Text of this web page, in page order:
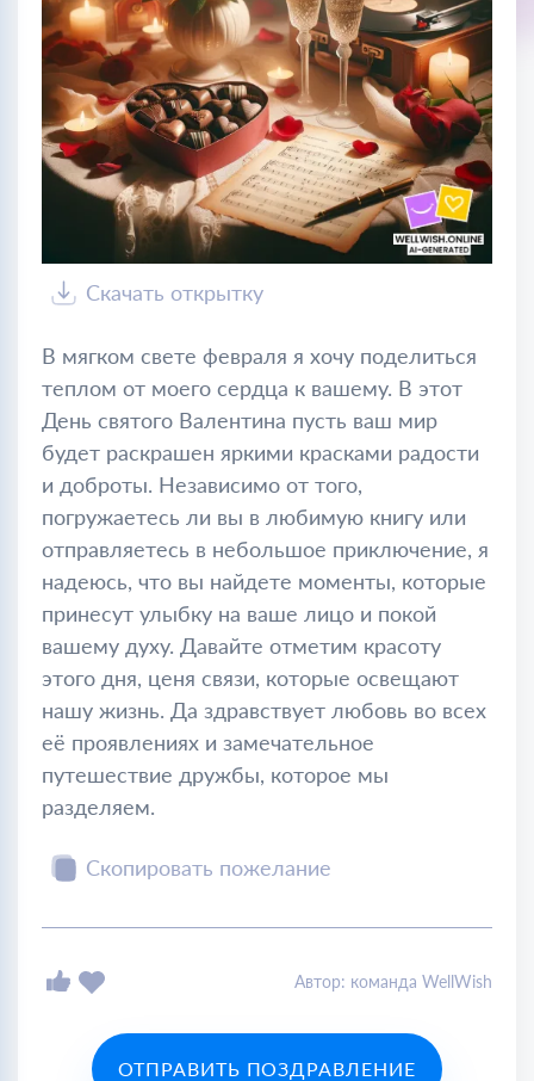
Скачать открытку
В мягком свете февраля я хочу поделиться
теплом от моего сердца к вашему. В этот
День святого Валентина пусть ваш мир
будет раскрашен яркими красками радости
и доброты. Независимо от того,
погружаетесь ли вы в любимую книгу или
отправляетесь в небольшое приключение, я
надеюсь, что вы найдете моменты, которые
принесут улыбку на ваше лицо и покой
вашему духу. Давайте отметим красоту
этого дня, ценя связи, которые освещают
нашу жизнь. Да здравствует любовь во всех
её проявлениях и замечательное
путешествие дружбы, которое мы
разделяем.
Скопировать пожелание
Автор: команда WellWish
ОТПРАВИТЬ ПОЗДРАВЛЕНИЕ